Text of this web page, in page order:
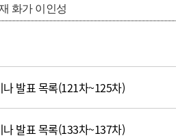
화가 이인성
발표 목록(121차~125차)
발표 목록(133차~137차)